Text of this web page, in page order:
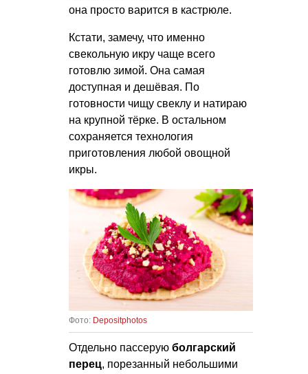
она просто варится в кастрюле.
Кстати, замечу, что именно
свекольную икру чаще всего
готовлю зимой. Она самая
доступная и дешёвая. По
готовности чищу свеклу и натираю
на крупной тёрке. В остальном
сохраняется технология
приготовления любой овощной
икры.
Фото: Depositphotos
Отдельно пассерую болгарский
перец, порезанный небольшими